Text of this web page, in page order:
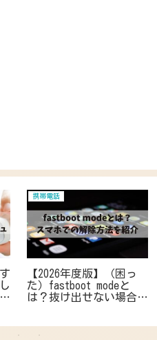
携帯電話
【2026年度版】（困っ
た）fastboot modeと
は？抜け出せない場合の